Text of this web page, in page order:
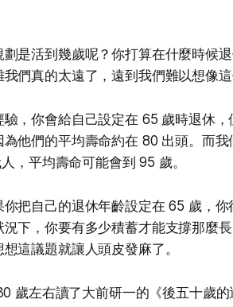
是活到幾歲呢？你打算在什麼時候
們真的太遠了，遠到我們難以想像這
，你會給自己設定在 65 歲時退休
為他們的平均壽命約在 80 出頭。而
，平均壽命可能會到 95 歲。
把自己的退休年齡設定在 65 歲，
況下，你要有多少積蓄才能支撐那麼
這議題就讓人頭皮發麻了。
歲左右讀了大前研一的《後五十歲